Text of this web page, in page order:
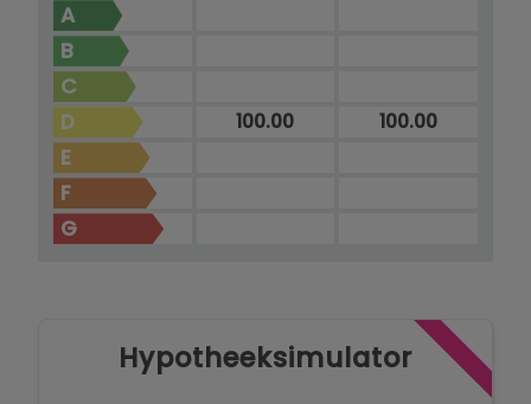
A
B
C
D
100.00 100.00
E
F
G
Hypotheeksimulator